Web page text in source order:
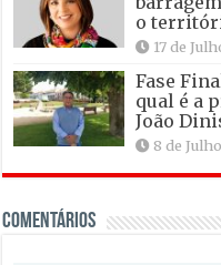
o
17 de
Fase
qual é a
João
8 de
Comentários